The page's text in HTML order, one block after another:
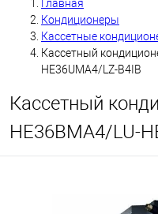
Главная
Кондиционеры
Кассетные
Кассетный
HE36UMA4/LZ-B4IB
Кассетный
HE36BMA4/LU-